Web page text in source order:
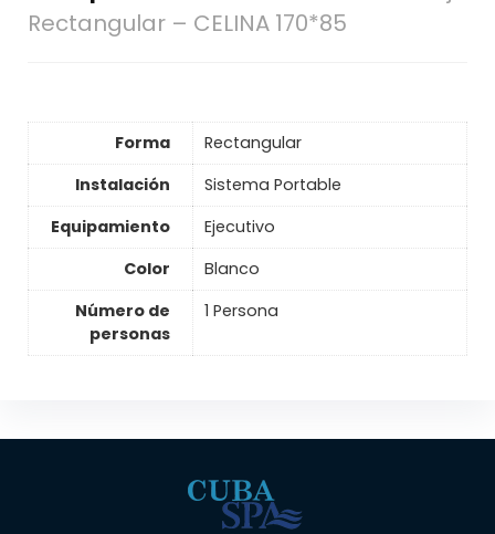
Rectangular – CELINA 170*85
Forma
Rectangular
Instalación
Sistema Portable
Equipamiento
Ejecutivo
Color
Blanco
Número de
personas
1 Persona